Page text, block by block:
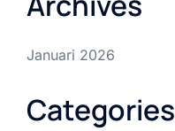
Januari 2026
Categories